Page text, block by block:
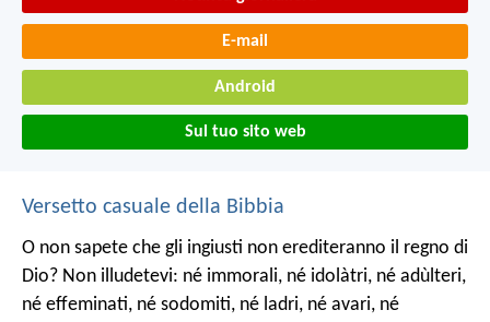
E-mail
Android
Sul tuo sito web
Versetto casuale della Bibbia
O non sapete che gli ingiusti non erediteranno il regno di
Dio? Non illudetevi: né immorali, né idolàtri, né adùlteri,
né effeminati, né sodomiti, né ladri, né avari, né